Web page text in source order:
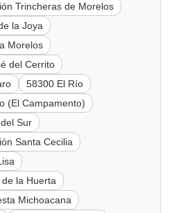
Trincheras de Morelos
la Joya
Morelos
del Cerrito
58300 El Río
(El Campamento)
Sur
Santa Cecilia
la Huerta
Michoacana